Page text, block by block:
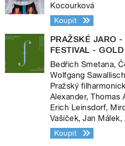
Kocourková
Koupit
PRAŽSKÉ JARO
FESTIVAL -
Bedřich Smetana,
Wolfgang
Pražský
Alexander, Thomas
Erich Leinsdorf,
Vašíček, Jan
Koupit